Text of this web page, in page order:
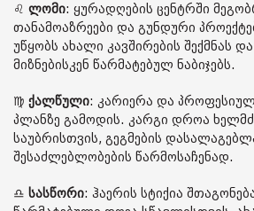
♌️ ლომი: ყურადღების ცენტრში
თანამოაზრეები და გუნდური
უწყობს ახალი კავშირების შექმნას
მიზნებისკენ წარმატებულ ნაბიჯებს.
♍️ ქალწული: კარიერა და
პლანზე გამოდის. კარგი დროა
საუბრისთვის, გეგმების
შესაძლებლობების წარმოსაჩენად.
♎️ სასწორი: ჰაერის სტიქია